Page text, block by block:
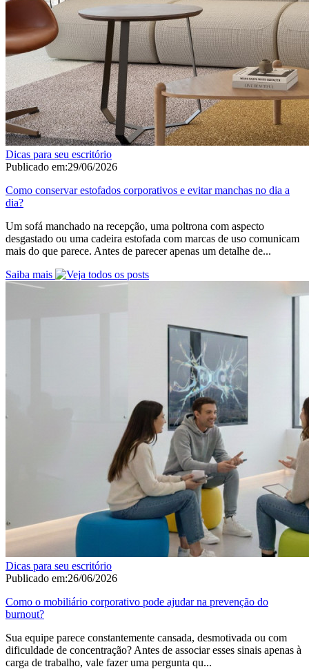
Dicas para seu escritório
Publicado em:29/06/2026
Como conservar estofados corporativos e evitar manchas no dia a
dia?
Um sofá manchado na recepção, uma poltrona com aspecto
desgastado ou uma cadeira estofada com marcas de uso comunicam
mais do que parece. Antes de parecer apenas um detalhe de...
Saiba mais
Dicas para seu escritório
Publicado em:26/06/2026
Como o mobiliário corporativo pode ajudar na prevenção do
burnout?
Sua equipe parece constantemente cansada, desmotivada ou com
dificuldade de concentração? Antes de associar esses sinais apenas à
carga de trabalho, vale fazer uma pergunta qu...